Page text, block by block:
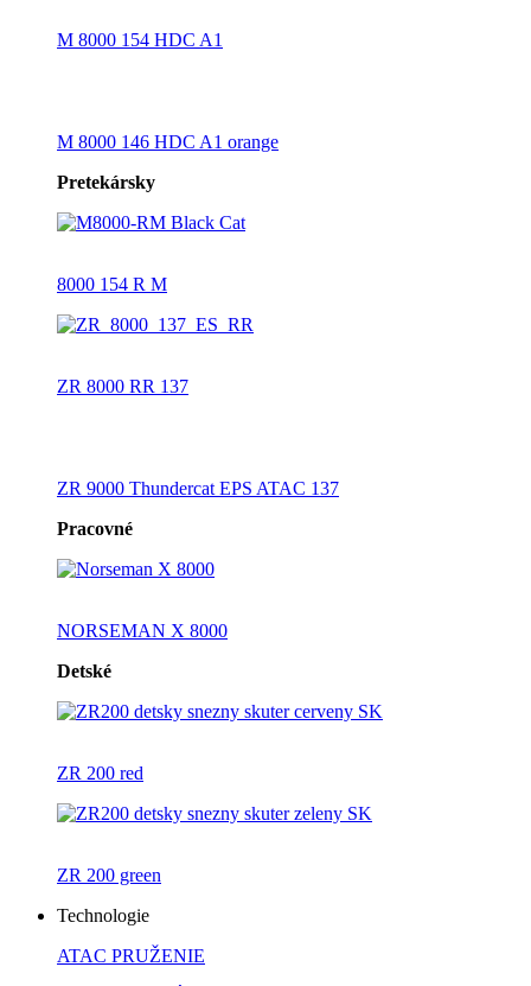
M 8000 154 HDC A1
M 8000 146 HDC A1 orange
Pretekársky
8000 154 R M
ZR 8000 RR 137
ZR 9000 Thundercat EPS ATAC 137
Pracovné
NORSEMAN X 8000
Detské
ZR 200 red
ZR 200 green
Technologie
ATAC PRUŽENIE